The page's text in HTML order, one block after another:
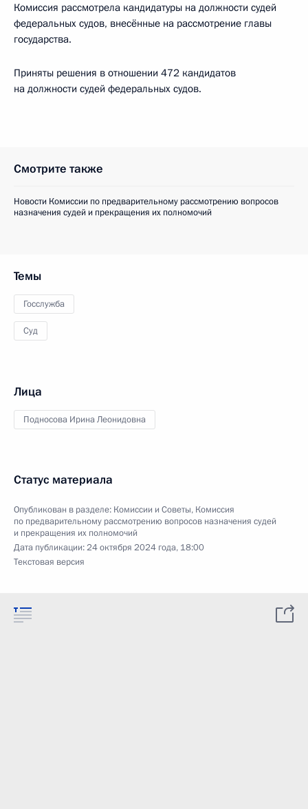
Комиссия рассмотрела кандидатуры на должности судей
федеральных судов, внесённые на рассмотрение главы
государства.
Приняты решения в отношении 472 кандидатов
на должности судей федеральных судов.
Смотрите также
Новости Комиссии по предварительному рассмотрению вопросов
назначения судей и прекращения их полномочий
Темы
Госслужба
Суд
Лица
Подносова Ирина Леонидовна
Статус материала
Опубликован в разделе: Комиссии и Советы, Комиссия
по предварительному рассмотрению вопросов назначения судей
и прекращения их полномочий
Дата публикации:24 октября 2024 года, 18:00
Текстовая версия